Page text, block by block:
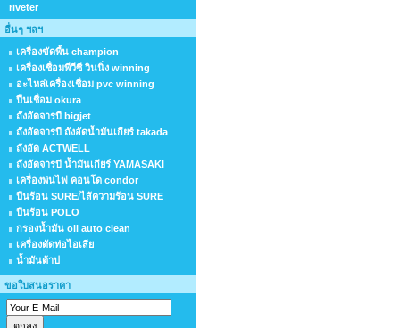
riveter
อื่นๆ ฯลฯ
เครื่องขัดพื้น champion
เครื่องเชื่อมพีวีซี วินนิ่ง winning
อะไหล่เครื่องเชื่อม pvc winning
ปืนเชื่อม okura
ถังอัดจารบี bigjet
ถังอัดจารบี ถังอัดน้ำมันเกียร์ takada
ถังอัด ACTWELL
ถังอัดจารบี น้ำมันเกียร์ YAMASAKI
เครื่องพ่นไฟ คอนโด condor
ปืนร้อน SURE/ไส้ความร้อน SURE
ปืนร้อน POLO
กรองน้ำมัน oil auto clean
เครื่องดัดท่อไอเสีย
น้ำมันต้าป
ขอใบสนอราคา